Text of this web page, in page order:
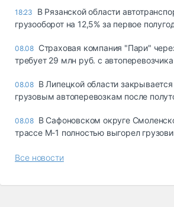
18:23
В Рязанской области
грузооборот на 12,5% за первое
08.08 Страховая компания "Пари"
требует 29 млн руб. с
08.08 В Липецкой области
грузовым автоперевозкам после
08.08 В Сафоновском округе
трассе М-1 полностью выгорел
Все новости